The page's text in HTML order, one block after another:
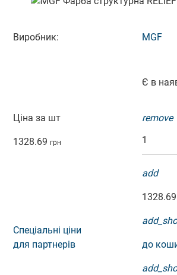
Виробник: MGF
Є в
Ціна за шт
1328.69 грн
remove
add
1328.69
Спеціальні ціни
для партнерів
до